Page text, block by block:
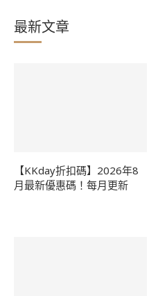
最新文章
【KKday折扣碼】2026年8
月最新優惠碼！每月更新